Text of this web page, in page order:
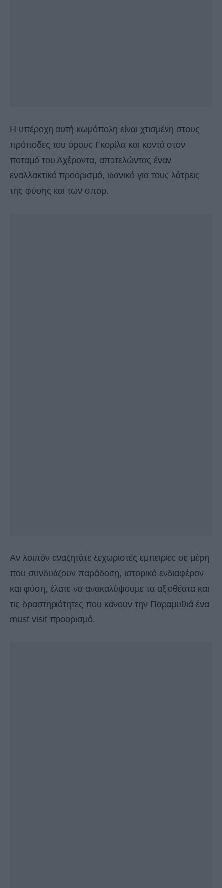
Η υπέροχη αυτή κωμόπολη είναι χτισμένη στους
πρόποδες του όρους Γκορίλα και κοντά στον
ποταμό του Αχέροντα, αποτελώντας έναν
εναλλακτικό προορισμό, ιδανικό για τους λάτρεις
της φύσης και των σπορ.
Αν λοιπόν αναζητάτε ξεχωριστές εμπειρίες σε μέρη
που συνδυάζουν παράδοση, ιστορικό ενδιαφέρον
και φύση, έλατε να ανακαλύψουμε τα αξιοθέατα και
τις δραστηριότητες που κάνουν την Παραμυθιά ένα
must visit προορισμό.